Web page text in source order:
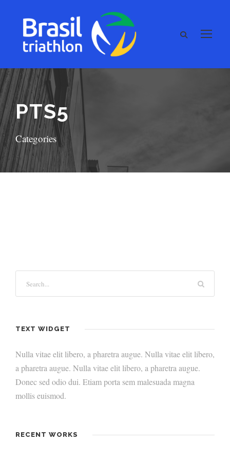
PTS5
Categories
TEXT WIDGET
Nulla vitae elit libero, a pharetra augue. Nulla vitae elit libero,
a pharetra augue. Nulla vitae elit libero, a pharetra augue.
Donec sed odio dui. Etiam porta sem malesuada magna
mollis euismod.
RECENT WORKS